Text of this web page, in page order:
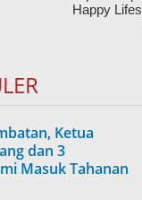
Ketua
dan 3
Masuk Tahanan